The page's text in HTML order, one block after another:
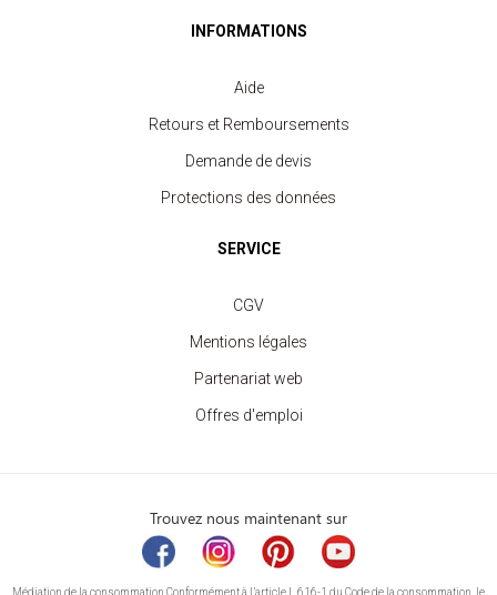
INFORMATIONS
Aide
Retours et Remboursements
Demande de devis
Protections des données
SERVICE
CGV
Mentions légales
Partenariat web
Offres d'emploi
Trouvez nous maintenant sur
Médiation de la consommation Conformément à l’article L.616-1 du Code de la consommation, le